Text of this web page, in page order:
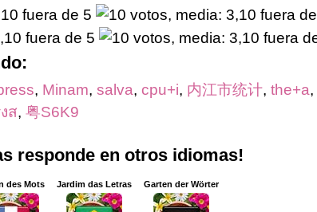
, Minam, salva, cpu+i, 内江市统计, the+a,
ส, 粤S6K9
responde en otros idiomas!
des Mots Jardim das Letras Garten der Wörter